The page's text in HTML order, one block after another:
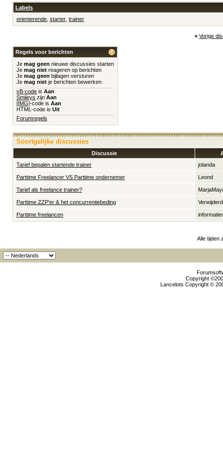
Labels
orienterende starter trainer
« Vorige
Regels voor berichten
Je mag geen nieuwe discussies starten
Je mag niet reageren op berichten
Je mag geen bijlagen versturen
Je mag niet je berichten bewerken
vB-code is Aan
Smileys zijn Aan
[IMG]-code is Aan
HTML-code is Uit
Forumregels
Soortgelijke discussies
Discussie
Tarief bepalen startende trainer
jolanda
Parttime Freelancer VS Parttime ondernemer Leond
Tarief als freelance trainer?
Parttime ZZP'er & het concurrentiebeding
Parttime freelancen
Alle tijden
Copyright
Lancelots Copyright ©